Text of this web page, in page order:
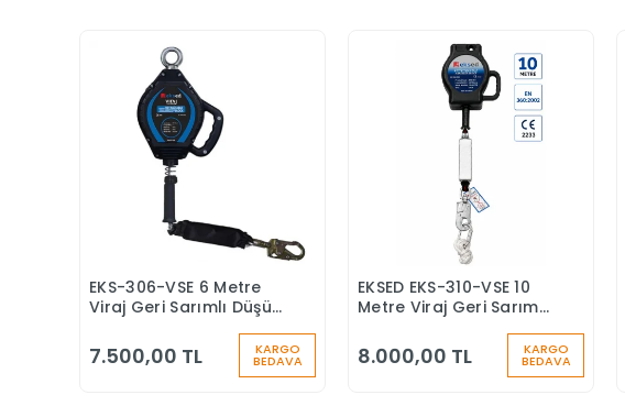
Sepete Ekle
EKS-306-VSE 6 Metre
Viraj Geri Sarımlı Düşüş
Kenar
7.500,00 TL KARGO
BEDAVA
Sepete Ekle
EKSED EKS-310-VSE 10
Metre Viraj Geri Sarımlı
8.000,00 TL KARGO
BEDAVA